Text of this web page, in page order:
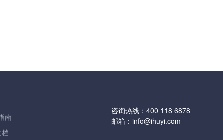
南
档
咨询热线： 400 118 6878
邮箱： info@ihuyi.com